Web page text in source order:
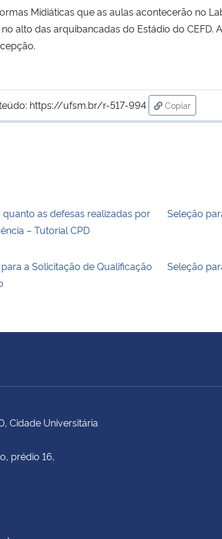
Midiáticas que as aulas acontecerão no
alto das arquibancadas do Estádio do CEFD.
https://ufsm.br/r-517-994
Copiar
para área
quanto as defesas realizadas por
– Tutorial CPD
Seleção
a Solicitação de Qualificação
Seleção
Cidade Universitária
prédio 16,